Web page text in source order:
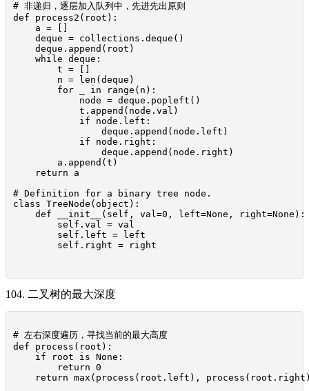
# 非递归，逐层加入队列中，先进先出原则
def process2(root):
    a = []
    deque = collections.deque()
    deque.append(root)
    while deque:
        t = []
        n = len(deque)
        for _ in range(n):
            node = deque.popleft()
            t.append(node.val)
            if node.left:
                deque.append(node.left)
            if node.right:
                deque.append(node.right)
        a.append(t)
    return a
# Definition for a binary tree node.
class TreeNode(object):
    def __init__(self, val=0, left=None, right=None):
        self.val = val
        self.left = left
        self.right = right
104. 二叉树的最大深度
# 左右深度遍历，寻找当前的最大高度
def process(root):
    if root is None:
        return 0
return max(process(root.left),